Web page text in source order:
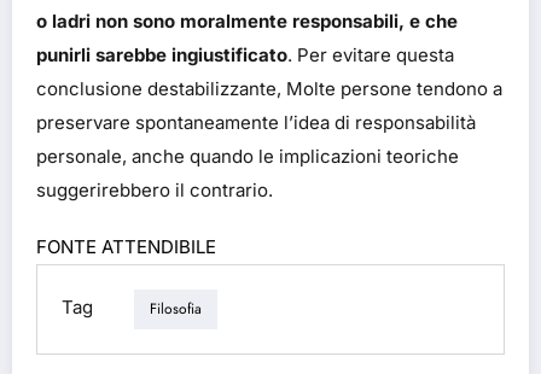
o ladri non sono moralmente responsabili, e che
punirli sarebbe ingiustificato. Per evitare questa
conclusione destabilizzante, Molte persone tendono a
preservare spontaneamente l’idea di responsabilità
personale, anche quando le implicazioni teoriche
suggerirebbero il contrario.
FONTE ATTENDIBILE
Tag Filosofia